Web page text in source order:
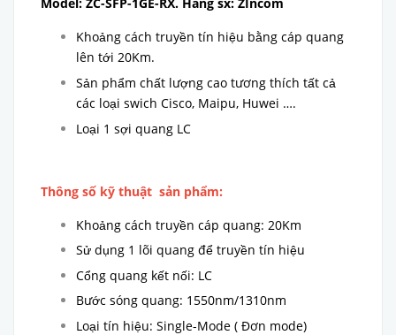
Model: ZC-SFP-1GE-RX. Hãng sx: ZIncom
Khoảng cách truyền tín hiệu bằng cáp quang
lên tới 20Km.
Sản phẩm chất lượng cao tương thích tất cả
các loại swich Cisco, Maipu, Huwei ….
Loại 1 sợi quang LC
Thông số kỹ thuật sản phẩm:
Khoảng cách truyền cáp quang: 20Km
Sử dụng 1 lõi quang để truyền tín hiệu
Cổng quang kết nối: LC
Bước sóng quang: 1550nm/1310nm
Loại tín hiệu: Single-Mode ( Đơn mode)